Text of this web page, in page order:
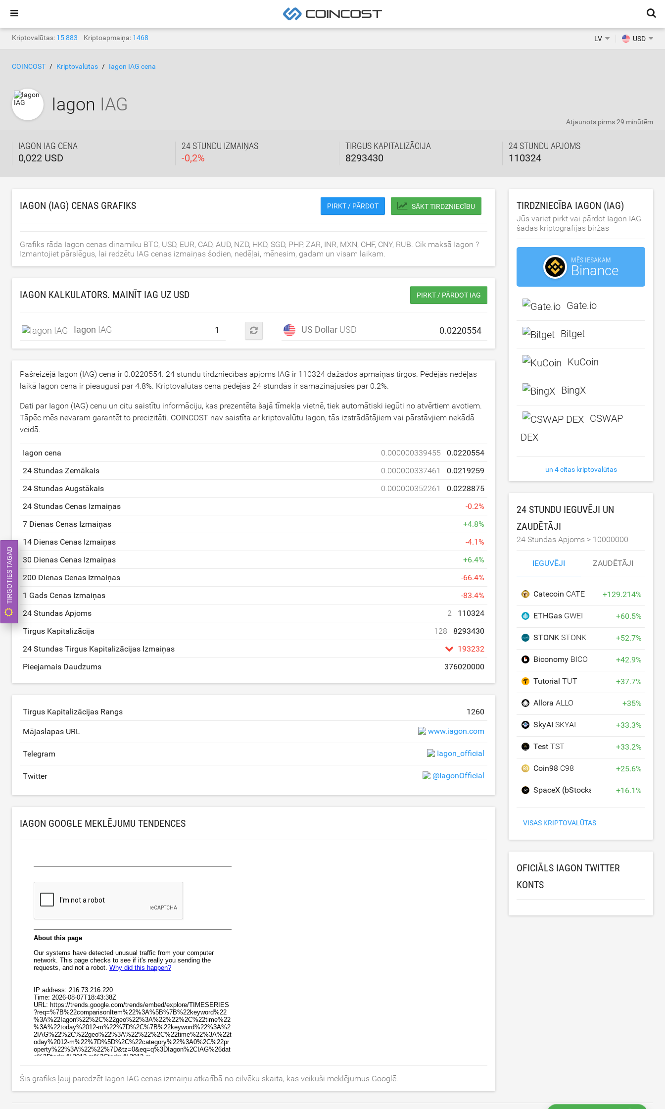
Kriptovalūtas: 15 883 Kriptoapmaiņa: 1468 LV USD
COINCOST Kriptovalūtas Iagon IAG cena
Iagon IAG
IAGON IAG CENA
0,022 USD
24 STUNDU IZMAIŅAS
-0,2%
TIRGUS KAPITALIZĀCIJA
8293430
24 STUNDU APJOMS
110324
Atjaunots pirms 29 minūtēm
IAGON (IAG) CENAS GRAFIKS PIRKT / PĀRDOT SĀKT TIRDZNIECĪBU
Grafiks rāda Iagon cenas dinamiku BTC, USD, EUR, CAD, AUD, NZD, HKD, SGD, PHP, ZAR, INR, MXN, CHF, CNY, RUB. Cik maksā Iagon ?
Izmantojiet pārslēgus, lai redzētu IAG cenas izmaiņas šodien, nedēļai, mēnesim, gadam un visam laikam.
IAGON KALKULATORS. MAINĪT IAG UZ USD PIRKT / PĀRDOT IAG
Iagon IAG US Dollar USD
Pašreizējā Iagon (IAG) cena ir 0.0220554. 24 stundu tirdzniecības apjoms IAG ir 110324 dažādos apmaiņas tirgos. Pēdējās nedēļas
laikā Iagon cena ir pieaugusi par4.8%. Kriptovalūtas cena pēdējās 24 stundās ir samazinājusies par 0.2%.
Dati par Iagon (IAG) cenu un citu saistītu informāciju, kas prezentēta šajā tīmekļa vietnē, tiek automātiski iegūti no atvērtiem avotiem.
Tāpēc mēs nevaram garantēt to precizitāti. COINCOST nav saistīta ar kriptovalūtu Iagon, tās izstrādātājiem vai pārstāvjiem nekādā
veidā.
Iagon cena 0.000000339455
0.0220554
24 Stundas Zemākais
0.000000337461
0.0219259
24 Stundas Augstākais
0.000000352261
0.0228875
24 Stundas Cenas Izmaiņas
-0.2%
7 Dienas Cenas Izmaiņas
+4.8%
14 Dienas Cenas Izmaiņas
-4.1%
30 Dienas Cenas Izmaiņas
+6.4%
200 Dienas Cenas Izmaiņas
-66.4%
1 Gads Cenas Izmaiņas
-83.4%
24 Stundas Apjoms
2
110324
Tirgus Kapitalizācija
128
8293430
24 Stundas Tirgus Kapitalizācijas Izmaiņas
193232
Pieejamais Daudzums
376020000
Tirgus Kapitalizācijas Rangs 1260
Mājaslapas URL www.iagon.com
Telegram Iagon_official
Twitter @IagonOfficial
IAGON GOOGLE MEKLĒJUMU TENDENCES
Šis grafiks ļauj paredzēt Iagon IAG cenas izmaiņu atkarībā no cilvēku skaita, kas veikuši meklējumus Googlē.
TIRDZNIECĪBA IAGON (IAG)
Jūs variet pirkt vai pārdot Iagon IAG
šādās kriptogrāfijas biržās
MĒS IESAKAM
Binance
Gate.io
Bitget
KuCoin
BingX
CSWAP
DEX
un 4 citas kriptovalūtas
24 STUNDU IEGUVĒJI UN
ZAUDĒTĀJI
24 Stundas Apjoms > 10000000
IEGUVĒJI ZAUDĒTĀJI
Catecoin CATE +129.214%
ETHGas GWEI +60.5%
STONKSTONK +52.7%
Biconomy BICO +42.9%
TutorialTUT +37.7%
AlloraALLO +35%
SkyAISKYAI +33.3%
TestTST +33.2%
Coin98 C98 +25.6%
SpaceX (bStocks Tokenized Stock)
+16.1%
VISAS KRIPTOVALŪTAS
OFICIĀLS IAGON TWITTER
KONTS
TIRGOTIES TAGAD